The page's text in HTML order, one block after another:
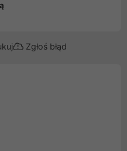
Zgłoś błąd